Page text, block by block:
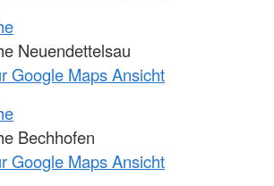
Neuendettelsau
Google Maps Ansicht
Bechhofen
Google Maps Ansicht